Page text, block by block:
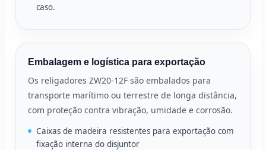
caso.
Embalagem e logística para exportação
Os religadores ZW20-12F são embalados para
transporte marítimo ou terrestre de longa distância,
com proteção contra vibração, umidade e corrosão.
Caixas de madeira resistentes para exportação com
fixação interna do disjuntor